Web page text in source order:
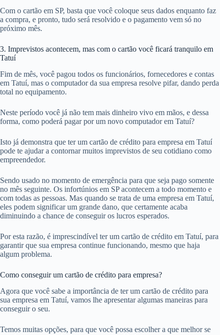
Com o cartão em SP, basta que você coloque seus dados enquanto faz
a compra, e pronto, tudo será resolvido e o pagamento vem só no
próximo mês.
3. Imprevistos acontecem, mas com o cartão você ficará tranquilo em
Tatuí
Fim de mês, você pagou todos os funcionários, fornecedores e contas
em Tatuí, mas o computador da sua empresa resolve pifar, dando perda
total no equipamento.
Neste período você já não tem mais dinheiro vivo em mãos, e dessa
forma, como poderá pagar por um novo computador em Tatuí?
Isto já demonstra que ter um cartão de crédito para empresa em Tatuí
pode te ajudar a contornar muitos imprevistos de seu cotidiano como
empreendedor.
Sendo usado no momento de emergência para que seja pago somente
no mês seguinte. Os infortúnios em SP acontecem a todo momento e
com todas as pessoas. Mas quando se trata de uma empresa em Tatuí,
eles podem significar um grande dano, que certamente acaba
diminuindo a chance de conseguir os lucros esperados.
Por esta razão, é imprescindível ter um cartão de crédito em Tatuí, para
garantir que sua empresa continue funcionando, mesmo que haja
algum problema.
Como conseguir um cartão de crédito para empresa?
Agora que você sabe a importância de ter um cartão de crédito para
sua empresa em Tatuí, vamos lhe apresentar algumas maneiras para
conseguir o seu.
Temos muitas opções, para que você possa escolher a que melhor se